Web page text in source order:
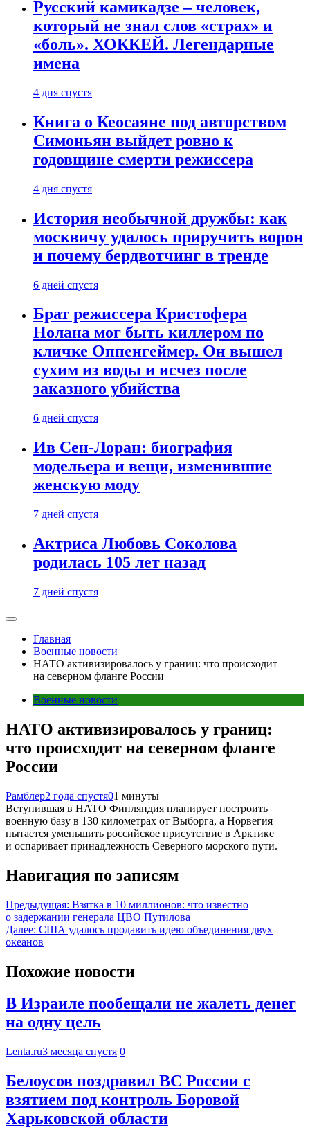
Русский камикадзе – человек,
который не знал слов «страх» и
«боль». ХОККЕЙ. Легендарные
имена
4 дня спустя
Книга о Кеосаяне под авторством
Симоньян выйдет ровно к
годовщине смерти режиссера
4 дня спустя
История необычной дружбы: как
москвичу удалось приручить ворон
и почему бердвотчинг в тренде
6 дней спустя
Брат режиссера Кристофера
Нолана мог быть киллером по
кличке Оппенгеймер. Он вышел
сухим из воды и исчез после
заказного убийства
6 дней спустя
Ив Сен-Лоран: биография
модельера и вещи, изменившие
женскую моду
7 дней спустя
Актриса Любовь Соколова
родилась 105 лет назад
7 дней спустя
Главная
Военные новости
НАТО активизировалось у границ: что происходит
на северном фланге России
Военные новости
НАТО активизировалось у границ:
что происходит на северном фланге
России
Рамблер2 года спустя01 минуты
Вступившая в НАТО Финляндия планирует построить
военную базу в 130 километрах от Выборга, а Норвегия
пытается уменьшить российское присутствие в Арктике
и оспаривает принадлежность Северного морского пути.
Навигация по записям
Предыдущая: Взятка в 10 миллионов: что известно
о задержании генерала ЦВО Путилова
Далее: США удалось продавить идею объединения двух
океанов
Похожие новости
В Израиле пообещали не жалеть денег
на одну цель
Lenta.ru3 месяца спустя 0
Белоусов поздравил ВС России с
взятием под контроль Боровой
Харьковской области